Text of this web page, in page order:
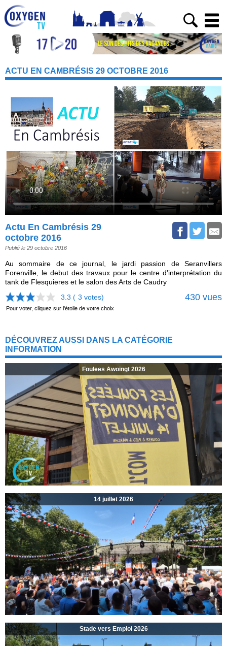
ACTU EN CAMBRÉSIS 29 OCTOBRE 2016
Actu En Cambrésis 29
octobre 2016
Publié le 29 octobre 2016
Au sommaire de ce journal, le jardi passion de Seranvillers
Forenville, le debut des travaux pour le centre d'interprétation du
tank de Flesquieres et le salon des Arts de Caudry
3.3 ( 3 votes) 430 vues
Pour voter, cliquez sur l'étoile de votre choix
DÉCOUVREZ AUSSI DANS LA CATÉGORIE
INFORMATION
Foulees Awoingt 2026
14 juillet 2026
Stade vers Emploi 2026